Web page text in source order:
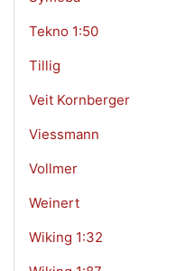
Tekno 1:50
Tillig
Veit Kornberger
Viessmann
Vollmer
Weinert
Wiking 1:32